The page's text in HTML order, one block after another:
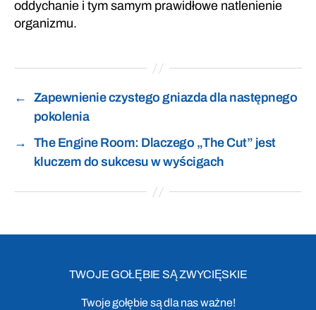
oddychanie i tym samym prawidłowe natlenienie
organizmu.
←
Zapewnienie czystego gniazda dla następnego
pokolenia
→
The Engine Room: Dlaczego „The Cut” jest
kluczem do sukcesu w wyścigach
TWOJE GOŁĘBIE SĄ ZWYCIĘSKIE
Twoje gołębie są dla nas ważne!